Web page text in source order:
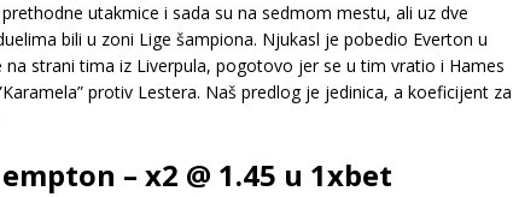
utakmice i sada su na sedmom mestu, ali uz dve
bili u zoni Lige šampiona. Njukasl je pobedio Everton u
strani tima iz Liverpula, pogotovo jer se u tim vratio i Hames
protiv Lestera. Naš predlog je jedinica, a koeficijent za
– x2 @ 1.45 u 1xbet